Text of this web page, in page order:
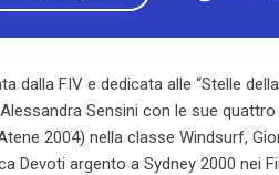
FIV e dedicata alle “Stelle
Sensini con le sue
2004) nella classe Windsurf,
Devoti argento a Sydney 2000 nei